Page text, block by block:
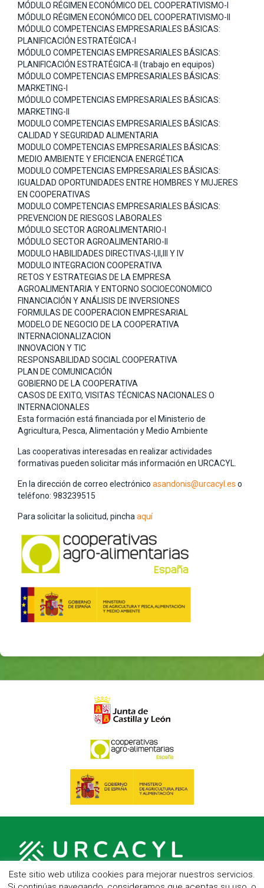
MÓDULO RÉGIMEN ECONÓMICO DEL COOPERATIVISMO-I
MÓDULO RÉGIMEN ECONÓMICO DEL COOPERATIVISMO-II
MÓDULO COMPETENCIAS EMPRESARIALES BÁSICAS:
PLANIFICACIÓN ESTRATÉGICA-I
MÓDULO COMPETENCIAS EMPRESARIALES BÁSICAS:
PLANIFICACIÓN ESTRATÉGICA-II (trabajo en equipos)
MÓDULO COMPETENCIAS EMPRESARIALES BÁSICAS:
MARKETING-I
MÓDULO COMPETENCIAS EMPRESARIALES BÁSICAS:
MARKETING-II
MODULO COMPETENCIAS EMPRESARIALES BÁSICAS:
CALIDAD Y SEGURIDAD ALIMENTARIA
MODULO COMPETENCIAS EMPRESARIALES BÁSICAS:
MEDIO AMBIENTE Y EFICIENCIA ENERGÉTICA
MODULO COMPETENCIAS EMPRESARIALES BÁSICAS:
IGUALDAD OPORTUNIDADES ENTRE HOMBRES Y MUJERES
EN COOPERATIVAS
MODULO COMPETENCIAS EMPRESARIALES BÁSICAS:
PREVENCION DE RIESGOS LABORALES
MÓDULO SECTOR AGROALIMENTARIO-I
MÓDULO SECTOR AGROALIMENTARIO-II
MODULO HABILIDADES DIRECTIVAS-I,II,III Y IV
MODULO INTEGRACION COOPERATIVA
RETOS Y ESTRATEGIAS DE LA EMPRESA
AGROALIMENTARIA Y ENTORNO SOCIOECONOMICO
FINANCIACIÓN Y ANÁLISIS DE INVERSIONES
FORMULAS DE COOPERACION EMPRESARIAL
MODELO DE NEGOCIO DE LA COOPERATIVA
INTERNACIONALIZACION
INNOVACION Y TIC
RESPONSABILIDAD SOCIAL COOPERATIVA
PLAN DE COMUNICACIÓN
GOBIERNO DE LA COOPERATIVA
CASOS DE EXITO, VISITAS TÉCNICAS NACIONALES O
INTERNACIONALES
Esta formación está financiada por el Ministerio de
Agricultura, Pesca, Alimentación y Medio Ambiente
Las cooperativas interesadas en realizar actividades
formativas pueden solicitar más información en URCACYL.
En la dirección de correo electrónico asandonis@urcacyl.es o
teléfono: 983239515
Para solicitar la solicitud, pincha aquí
Este sitio web utiliza cookies para mejorar nuestros servicios.